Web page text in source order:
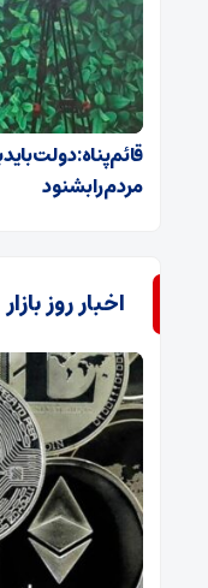
قائم‌پناه: دولت
مردم را بشنود
اخبار روز بازار